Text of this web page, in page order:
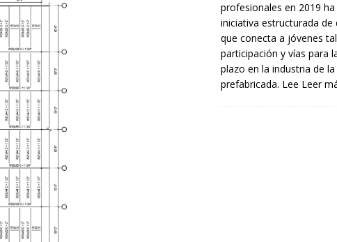
profesionales en 2019
iniciativa estructurada
que conecta a jóvenes
participación y vías para
plazo en la industria de
prefabricada. Lee Leer